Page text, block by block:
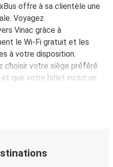
offre à sa clientèle une
Voyagez
Vinac grâce à
le Wi-Fi gratuit et les
à votre disposition.
choisir votre siège préféré
que votre billet inclut un
sur ce site Web
facile et rapide !